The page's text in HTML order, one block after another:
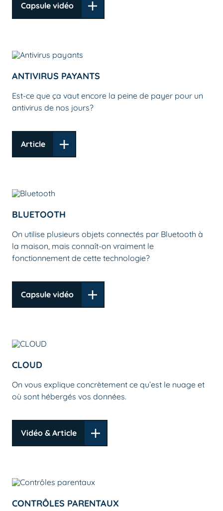
Capsule vidéo
ANTIVIRUS PAYANTS
Est-ce que ça vaut encore la peine de payer pour un
antivirus de nos jours?
Article
BLUETOOTH
On utilise plusieurs objets connectés par Bluetooth à
la maison, mais connaît-on vraiment le
fonctionnement de cette technologie?
Capsule vidéo
CLOUD
On vous explique concrètement ce qu’est le nuage et
où sont hébergés vos données.
Vidéo & Article
CONTRÔLES PARENTAUX